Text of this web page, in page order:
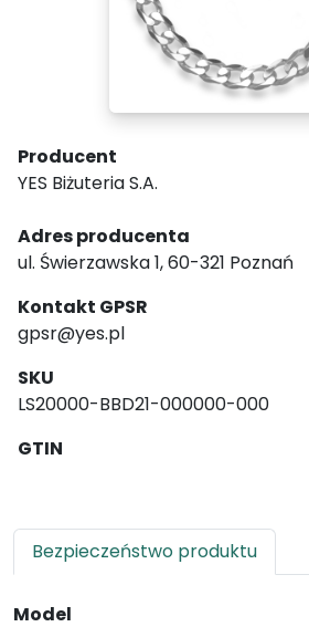
Producent
YES Biżuteria S.A.
Adres producenta
ul. Świerzawska 1, 60-321 Poznań
Kontakt GPSR
gpsr@yes.pl
SKU
LS20000-BBD21-000000-000
GTIN
Bezpieczeństwo produktu
Model